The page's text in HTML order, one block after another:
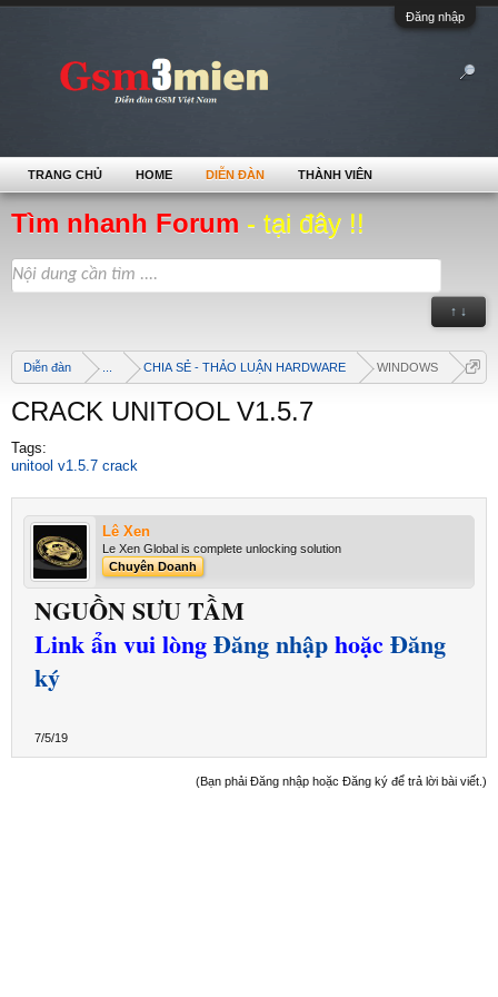
Đăng nhập
Tìm nhanh Forum - tại đây !!
↑ ↓
Diễn đàn CHIA SẺ - THẢO LUẬN HARDWARE WINDOWS
CRACK UNITOOL V1.5.7
Tags:
unitool v1.5.7 crack
Lê Xen
Le Xen Global is complete unlocking solution
Chuyên Doanh
NGUỒN SƯU TẦM
Link ẩn vui lòngĐăng nhậphoặcĐăng
ký
7/5/19
(Bạn phải Đăng nhập hoặc Đăng ký để trả lời bài viết.)
TRANG CHỦ HOME DIỄN ĐÀN THÀNH VIÊN